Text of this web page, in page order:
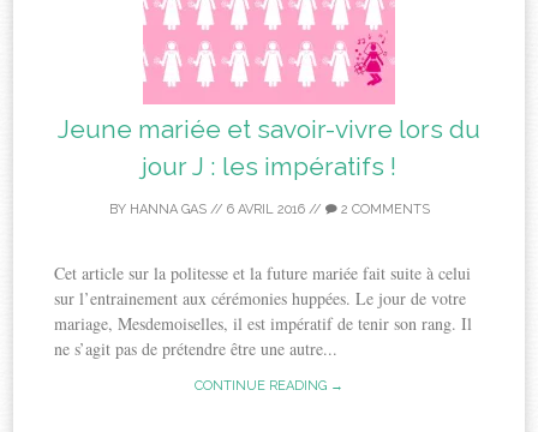
Jeune mariée et savoir-vivre lors du
jour J : les impératifs !
BY HANNA GAS// 6 AVRIL 2016// 2 COMMENTS
Cet article sur la politesse et la future mariée fait suite à celui
sur l’entrainement aux cérémonies huppées. Le jour de votre
mariage, Mesdemoiselles, il est impératif de tenir son rang. Il
ne s’agit pas de prétendre être une autre...
CONTINUE READING →